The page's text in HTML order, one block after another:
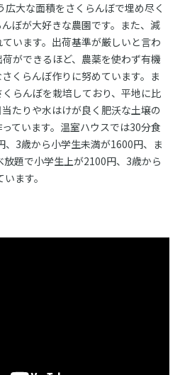
大な面積をさくらんぼで埋め尽く
ぼが大好きな農園です。また、減
います。出荷基準が厳しいと言わ
ができるほど、農薬を使わず有機
くらんぼ作りに努めています。ま
らんぼを栽培しており、平地に比
たりや水はけが良く肥沃な土壌の
ています。温室ハウスでは30分食
、3歳から小学生未満が1600円、ま
題で小学生上が2100円、3歳から
ます。